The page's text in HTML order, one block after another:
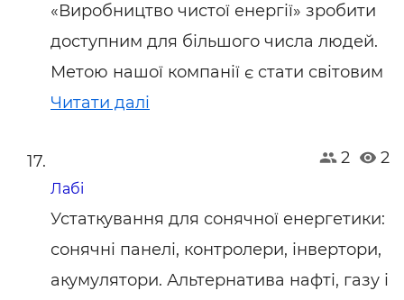
«Виробництво чистої енергії» зробити
доступним для більшого числа людей.
Метою нашої компанії є стати світовим
Читати далі
2 2
Лабі
Устаткування для сонячної енергетики:
сонячні панелі, контролери, інвертори,
акумулятори. Альтернатива нафті, газу і